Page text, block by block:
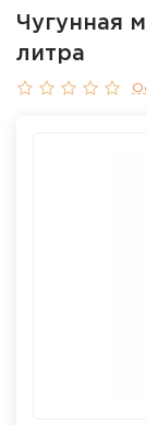
Чугунная
литра